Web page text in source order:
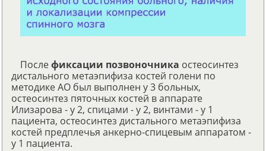
Послефиксации позвоночника остеосинтез
дистального метаэпифиза костей голени по
методике АО был выполнен у 3 больных,
остеосинтез пяточных костей в аппарате
Илизарова - у 2, спицами - у 2, винтами - у 1
пациента, остеосинтез дистального метаэпифиза
костей предплечья анкерно-спицевым аппаратом -
у 1 пациента.